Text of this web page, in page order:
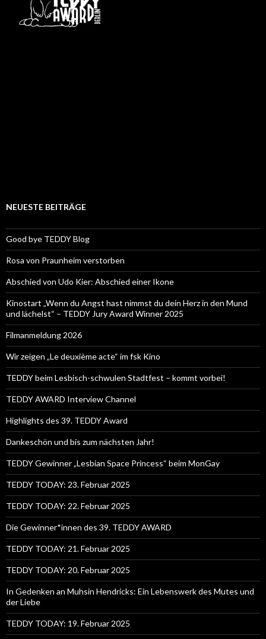
NEUESTE BEITRÄGE
Good bye TEDDY Blog
Rosa von Praunheim verstorben
Abschied von Udo Kier: Abschied einer Ikone
Kinostart „Wenn du Angst hast nimmst du dein Herz in den Mund
und lächelst“ – TEDDY Jury Award Winner 2025
Filmanmeldung 2026
Wir zeigen „Le deuxième acte“ im fsk Kino
TEDDY beim Lesbisch-schwulen Stadtfest – kommt vorbei!
TEDDY AWARD Interview Channel
Highlights des 39. TEDDY Award
Dankeschön und bis zum nächsten Jahr!
TEDDY Gewinner „Lesbian Space Princess“ beim MonGay
TEDDY TODAY: 23. Februar 2025
TEDDY TODAY: 22. Februar 2025
Die Gewinner*innen des 39. TEDDY AWARD
TEDDY TODAY: 21. Februar 2025
TEDDY TODAY: 20. Februar 2025
In Gedenken an Muhsin Hendricks: Ein Lebenswerk des Mutes und
der Liebe
TEDDY TODAY: 19. Februar 2025